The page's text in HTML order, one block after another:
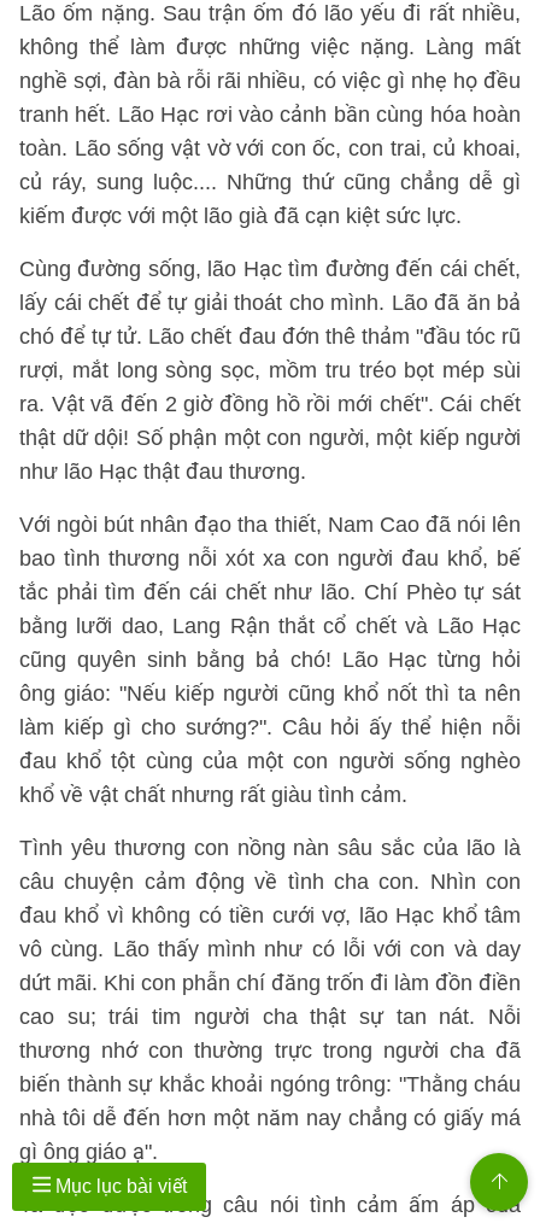
Lão ốm nặng. Sau trận ốm đó lão yếu đi rất nhiều,
không thể làm được những việc nặng. Làng mất
nghề sợi, đàn bà rỗi rãi nhiều, có việc gì nhẹ họ đều
tranh hết. Lão Hạc rơi vào cảnh bần cùng hóa hoàn
toàn. Lão sống vật vờ với con ốc, con trai, củ khoai,
củ ráy, sung luộc.... Những thứ cũng chẳng dễ gì
kiếm được với một lão già đã cạn kiệt sức lực.
Cùng đường sống, lão Hạc tìm đường đến cái chết,
lấy cái chết để tự giải thoát cho mình. Lão đã ăn bả
chó để tự tử. Lão chết đau đớn thê thảm "đầu tóc rũ
rượi, mắt long sòng sọc, mồm tru tréo bọt mép sùi
ra. Vật vã đến 2 giờ đồng hồ rồi mới chết". Cái chết
thật dữ dội! Số phận một con người, một kiếp người
như lão Hạc thật đau thương.
Với ngòi bút nhân đạo tha thiết, Nam Cao đã nói lên
bao tình thương nỗi xót xa con người đau khổ, bế
tắc phải tìm đến cái chết như lão. Chí Phèo tự sát
bằng lưỡi dao, Lang Rận thắt cổ chết và Lão Hạc
cũng quyên sinh bằng bả chó! Lão Hạc từng hỏi
ông giáo: "Nếu kiếp người cũng khổ nốt thì ta nên
làm kiếp gì cho sướng?". Câu hỏi ấy thể hiện nỗi
đau khổ tột cùng của một con người sống nghèo
khổ về vật chất nhưng rất giàu tình cảm.
Tình yêu thương con nồng nàn sâu sắc của lão là
câu chuyện cảm động về tình cha con. Nhìn con
đau khổ vì không có tiền cưới vợ, lão Hạc khổ tâm
vô cùng. Lão thấy mình như có lỗi với con và day
dứt mãi. Khi con phẫn chí đăng trốn đi làm đồn điền
cao su; trái tim người cha thật sự tan nát. Nỗi
thương nhớ con thường trực trong người cha đã
biến thành sự khắc khoải ngóng trông: "Thằng cháu
nhà tôi dễ đến hơn một năm nay chẳng có giấy má
gì ông giáo ạ".
Ta đọc được trong câu nói tình cảm ấm áp của
Mục lục bài viết